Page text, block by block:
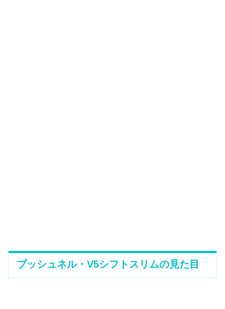
ブッシュネル・V5シフトスリムの見た目